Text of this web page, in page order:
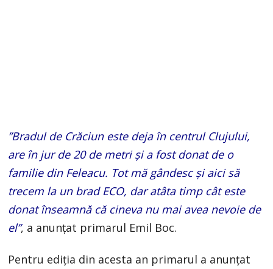
”Bradul de Crăciun este deja în centrul Clujului,
are în jur de 20 de metri și a fost donat de o
familie din Feleacu. Tot mă gândesc și aici să
trecem la un brad ECO, dar atâta timp cât este
donat înseamnă că cineva nu mai avea nevoie de
el”, a anunțat primarul Emil Boc.
Pentru ediția din acesta an primarul a anunțat